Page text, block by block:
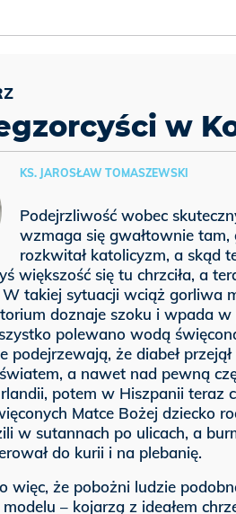
w
KS. JAROSŁAW TOMASZEWSKI
Podejrzliwość wobec
wzmaga się gwałtownie
rozkwitał katolicyzm, a skąd
większość się tu chrzciła, a
takiej sytuacji wciąż gorliwa
doznaje szoku i wpada w
polewano wodą
podejrzewają, że diabeł
a nawet nad pewną
potem w Hiszpanii teraz
Matce Bożej dziecko
w sutannach po ulicach, a
do kurii i na plebanię.
więc, że pobożni ludzie
– kojarzą z ideałem